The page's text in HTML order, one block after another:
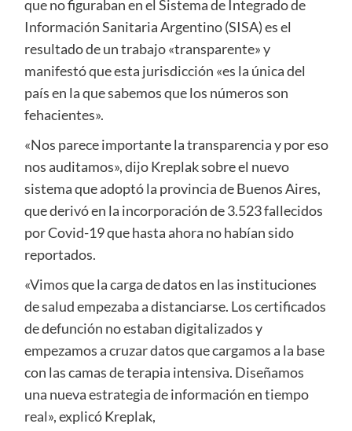
que no figuraban en el Sistema de Integrado de
Información Sanitaria Argentino (SISA) es el
resultado de un trabajo «transparente» y
manifestó que esta jurisdicción «es la única del
país en la que sabemos que los números son
fehacientes».
«Nos parece importante la transparencia y por eso
nos auditamos», dijo Kreplak sobre el nuevo
sistema que adoptó la provincia de Buenos Aires,
que derivó en la incorporación de 3.523 fallecidos
por Covid-19 que hasta ahora no habían sido
reportados.
«Vimos que la carga de datos en las instituciones
de salud empezaba a distanciarse. Los certificados
de defunción no estaban digitalizados y
empezamos a cruzar datos que cargamos a la base
con las camas de terapia intensiva. Diseñamos
una nueva estrategia de información en tiempo
real», explicó Kreplak,